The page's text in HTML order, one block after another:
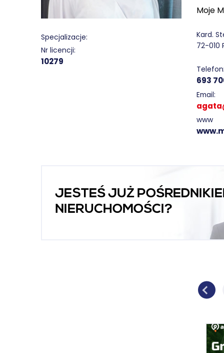
Specjalizacje:
Nr licencji:
10279
Moje M
Kard.
72-010
Telefon:
693
Email:
www
JESTEŚ JUŻ
NIERUCHOMOŚCI?